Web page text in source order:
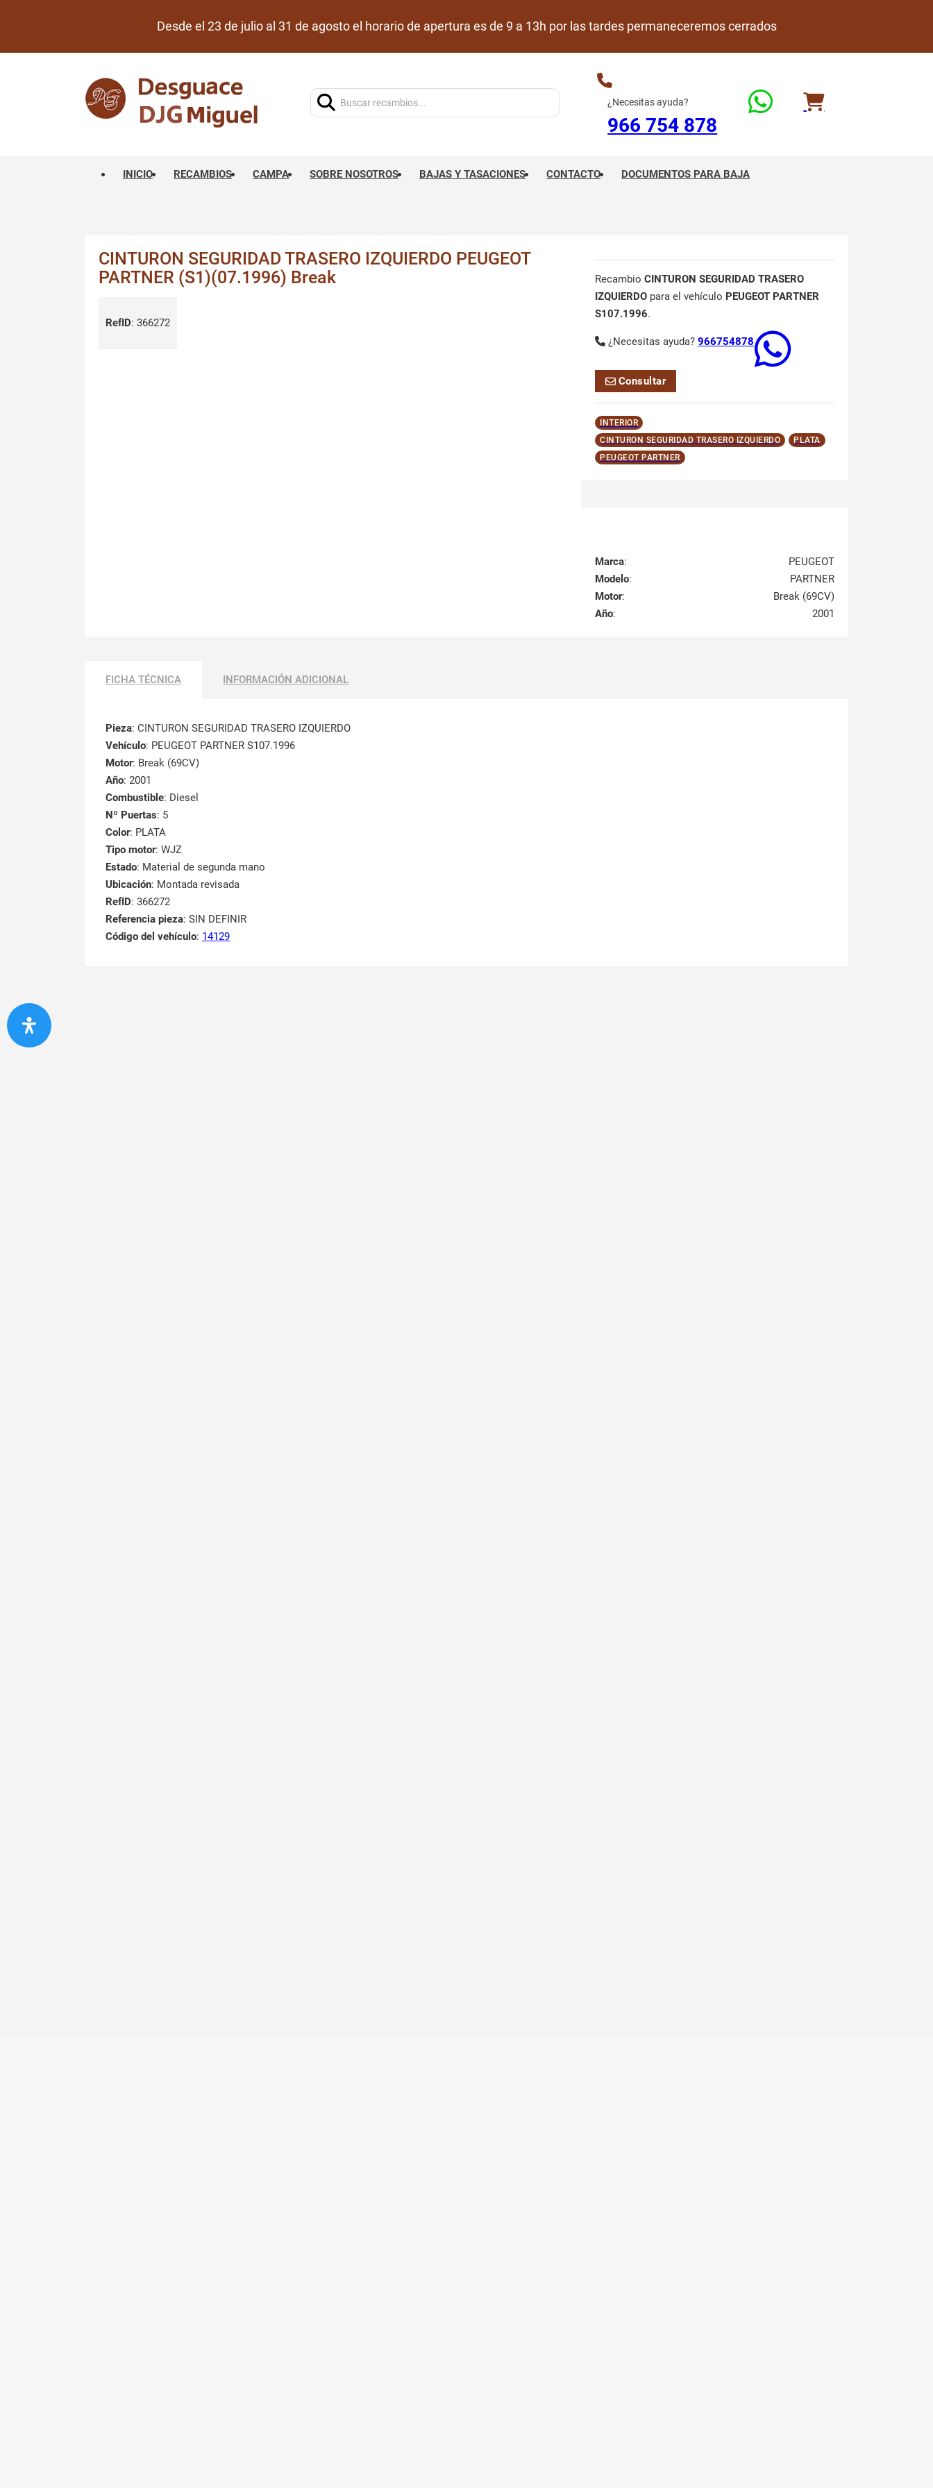
Desde el 23 de julio al 31 de agosto el horario de apertura es de 9 a 13h por las tardes permaneceremos cerrados
¿Necesitas ayuda?
966 754 878
INICIO RECAMBIOS CAMPA SOBRE NOSOTROS BAJAS Y TASACIONES CONTACTO DOCUMENTOS PARA BAJA
CINTURON SEGURIDAD TRASERO IZQUIERDO PEUGEOT
PARTNER (S1)(07.1996) Break
RefID: 366272
Recambio CINTURON SEGURIDAD TRASERO
IZQUIERDO para el vehículo PEUGEOT PARTNER
S107.1996.
¿Necesitas ayuda? 966754878
Consultar
INTERIOR
CINTURON SEGURIDAD TRASERO IZQUIERDO
PLATA
PEUGEOT PARTNER
Marca:
PEUGEOT
Modelo:
PARTNER
Motor:
Break (69CV)
Año: 2001
FICHA TÉCNICA INFORMACIÓN ADICIONAL
Pieza: CINTURON SEGURIDAD TRASERO IZQUIERDO
Vehículo: PEUGEOT PARTNER S107.1996
Motor: Break (69CV)
Año: 2001
Combustible: Diesel
Nº Puertas: 5
Color: PLATA
Tipo motor: WJZ
Estado: Material de segunda mano
Ubicación: Montada revisada
RefID: 366272
Referencia pieza: SIN DEFINIR
Código del vehículo: 14129